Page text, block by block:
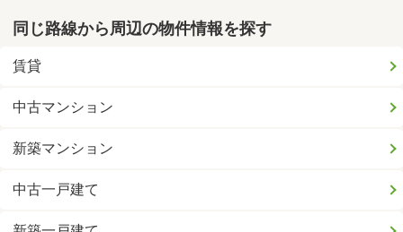
同じ路線から周辺の物件情報を探す
賃貸
中古マンション
新築マンション
中古一戸建て